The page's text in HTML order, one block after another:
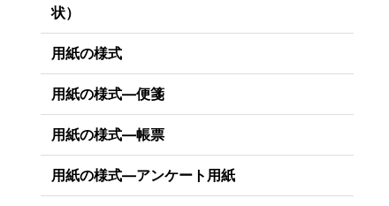
状）
用紙の様式
用紙の様式―便箋
用紙の様式―帳票
用紙の様式―アンケート用紙